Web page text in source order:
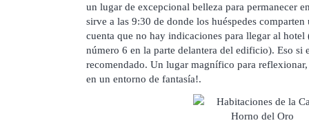
un lugar de excepcional belleza para permanecer
sirve a las 9:30 de donde los huéspedes comparten
cuenta que no hay indicaciones para llegar al hotel
número 6 en la parte delantera del edificio). Eso si
recomendado. Un lugar magnífico para
en un entorno de fantasía!.